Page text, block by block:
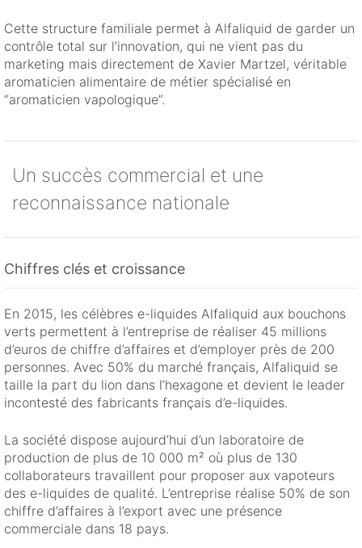
Cette structure familiale permet à Alfaliquid de garder un
contrôle total sur l’innovation, qui ne vient pas du
marketing mais directement de Xavier Martzel, véritable
aromaticien alimentaire de métier spécialisé en
“aromaticien vapologique”.
Un succès commercial et une
reconnaissance nationale
Chiffres clés et croissance
En 2015, les célèbres e-liquides Alfaliquid aux bouchons
verts permettent à l’entreprise de réaliser 45 millions
d’euros de chiffre d’affaires et d’employer près de 200
personnes. Avec 50% du marché français, Alfaliquid se
taille la part du lion dans l’hexagone et devient le leader
incontesté des fabricants français d’e-liquides.
La société dispose aujourd’hui d’un laboratoire de
production de plus de 10 000 m² où plus de 130
collaborateurs travaillent pour proposer aux vapoteurs
des e-liquides de qualité. L’entreprise réalise 50% de son
chiffre d’affaires à l’export avec une présence
commerciale dans 18 pays.